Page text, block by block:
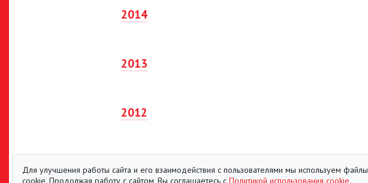
2014
2013
2012
Для улучшения работы сайта и его взаимодействия с пользователями мы используем файлы
cookie. Продолжая работу с сайтом, Вы соглашаетесь с Политикой использования cookie.